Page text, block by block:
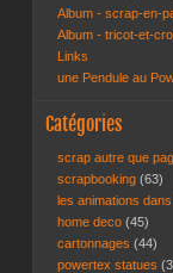
Album - scrap-en-
Album - tricot-et-
Links
une Pendule au
Catégories
scrap autre que
scrapbooking (63)
les animations
home deco (45)
cartonnages (44)
powertex statues